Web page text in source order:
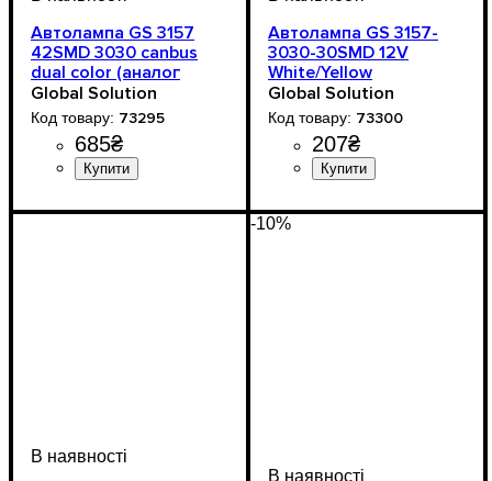
Автолампа GS 3157
42SMD 3030 canbus
dual color (аналог
лампи 27/W7)
Global Solution
73295
685₴
Стоп-сигнали
Samsung
42SMD
1200LM
Автолампа GS 3157-
3030-30SMD 12V
White/Yellow
Global Solution
73300
207₴
Стоп-сигнали
Samsung
30SMD
-10%